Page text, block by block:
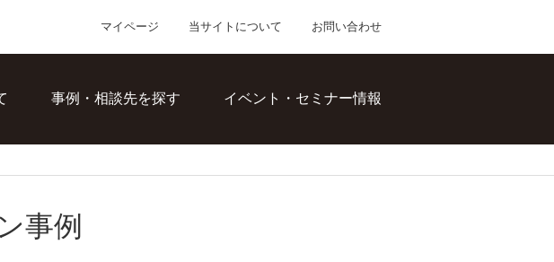
マイページ 当サイトについて お問い合わせ
事例・相談先を探す イベント・セミナー情報
事例